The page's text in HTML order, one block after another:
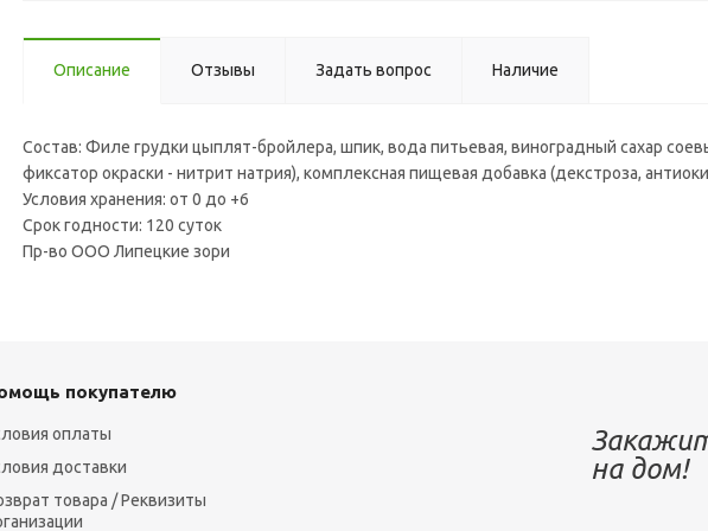
Описание Отзывы Задать вопрос Наличие
Состав: Филе грудки цыплят-бройлера, шпик, вода питьевая, виноградный сахар
фиксатор окраски - нитрит натрия), комплексная пищевая добавка (декстроза,
Условия хранения: от 0 до +6
Срок годности: 120 суток
Пр-во ООО Липецкие зори
покупателю
оплаты
доставки
товара / Реквизиты
на дом!